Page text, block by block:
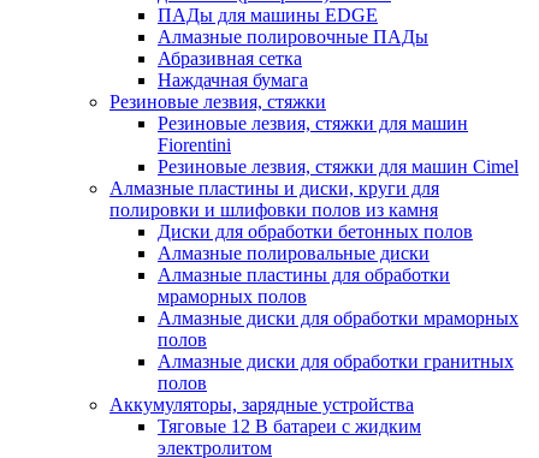
ПАДы для машины EDGE
Алмазные полировочные ПАДы
Абразивная сетка
Наждачная бумага
Резиновые лезвия, стяжки
Резиновые лезвия, стяжки для машин
Fiorentini
Резиновые лезвия, стяжки для машин Cimel
Алмазные пластины и диски, круги для
полировки и шлифовки полов из камня
Диски для обработки бетонных полов
Алмазные полировальные диски
Алмазные пластины для обработки
мраморных полов
Алмазные диски для обработки мраморных
полов
Алмазные диски для обработки гранитных
полов
Аккумуляторы, зарядные устройства
Тяговые 12 В батареи с жидким
электролитом